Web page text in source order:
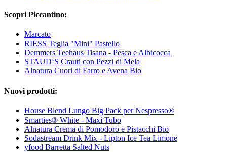
Scopri Piccantino:
Marcato
RIESS Teglia "Mini" Pastello
Demmers Teehaus Tisana - Pesca e Albicocca
STAUD‘S Crauti con Pezzi di Mela
Alnatura Cuori di Farro e Avena Bio
Nuovi prodotti:
House Blend Lungo Big Pack per Nespresso®
Smarties® White - Maxi Tubo
Alnatura Crema di Pomodoro e Pistacchi Bio
Sodastream Drink Mix - Lipton Ice Tea Limone
yfood Barretta Salted Nuts